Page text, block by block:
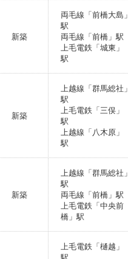
新築
両毛線「前橋大島」
駅
両毛線「前橋」駅
上毛電鉄「城東」
駅
新築
上越線「群馬総社」
駅
上毛電鉄「三俣」
駅
上越線「八木原」
駅
新築
上越線「群馬総社」
駅
両毛線「前橋」駅
上毛電鉄「中央前
橋」駅
上毛電鉄「樋越」